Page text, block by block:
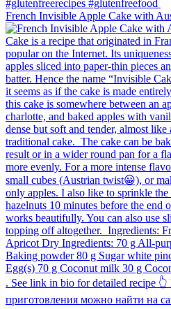
French Invisible Apple Cake with